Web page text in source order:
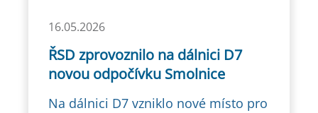
16.05.2026
ŘSD zprovoznilo na dálnici D7
novou odpočívku Smolnice
Na dálnici D7 vzniklo nové místo pro